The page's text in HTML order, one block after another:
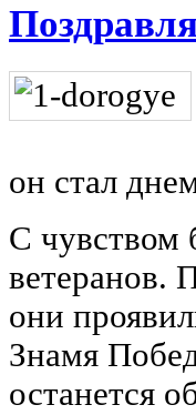
он стал
С чувством
ветеранов.
они
Знамя
останется